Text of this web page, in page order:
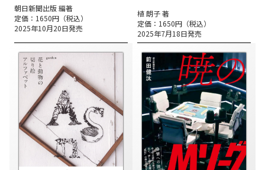
朝日新聞出版 編著
定価：1650円（税込）
2025年10月20日発売
植 朗子 著
定価：1650円（税込）
2025年7月18日発売